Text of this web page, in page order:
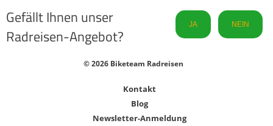
Gefällt Ihnen unser
Radreisen-Angebot?
JA NEIN
© 2026 Biketeam Radreisen
Kontakt
Blog
Newsletter-Anmeldung